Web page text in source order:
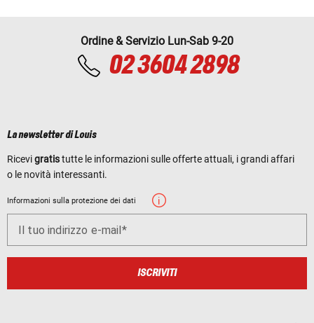
Ordine & Servizio Lun-Sab 9-20
02 3604 2898
La newsletter di Louis
Ricevigratistutte le informazioni sulle offerte attuali, i grandi affari
o le novità interessanti.
Informazioni sulla protezione dei dati
Il tuo indirizzo e-mail
ISCRIVITI